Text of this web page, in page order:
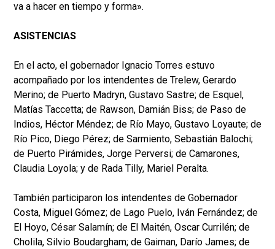
va a hacer en tiempo y forma».
ASISTENCIAS
En el acto, el gobernador Ignacio Torres estuvo
acompañado por los intendentes de Trelew, Gerardo
Merino; de Puerto Madryn, Gustavo Sastre; de Esquel,
Matías Taccetta; de Rawson, Damián Biss; de Paso de
Indios, Héctor Méndez; de Río Mayo, Gustavo Loyaute; de
Río Pico, Diego Pérez; de Sarmiento, Sebastián Balochi;
de Puerto Pirámides, Jorge Perversi; de Camarones,
Claudia Loyola; y de Rada Tilly, Mariel Peralta.
También participaron los intendentes de Gobernador
Costa, Miguel Gómez; de Lago Puelo, Iván Fernández; de
El Hoyo, César Salamín; de El Maitén, Oscar Currilén; de
Cholila, Silvio Boudargham; de Gaiman, Darío James; de